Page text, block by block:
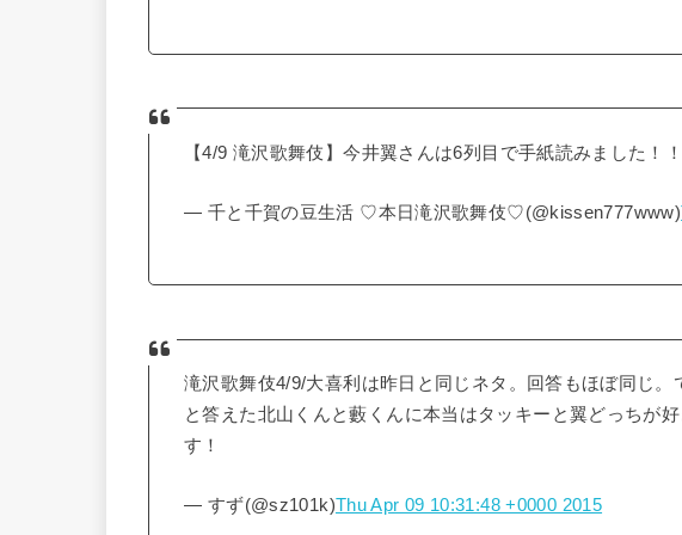
【4/9 滝沢歌舞伎】今井翼さんは6列目で手紙読みました！！
— 千と千賀の豆生活 ♡本日滝沢歌舞伎♡(@kissen777www)
滝沢歌舞伎4/9/大喜利は昨日と同じネタ。回答もほぼ同じ
と答えた北山くんと藪くんに本当はタッキーと翼どっちが
す！
— すず(@sz101k)Thu Apr 09 10:31:48 +0000 2015